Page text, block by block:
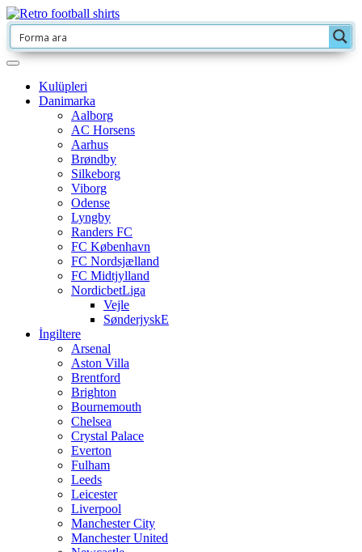
Kulüpleri
Danimarka
Aalborg
AC Horsens
Aarhus
Brøndby
Silkeborg
Viborg
Odense
Lyngby
Randers FC
FC København
FC Nordsjælland
FC Midtjylland
NordicbetLiga
Vejle
SønderjyskE
İngiltere
Arsenal
Aston Villa
Brentford
Brighton
Bournemouth
Chelsea
Crystal Palace
Everton
Fulham
Leeds
Leicester
Liverpool
Manchester City
Manchester United